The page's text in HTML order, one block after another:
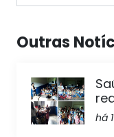
Outras
há